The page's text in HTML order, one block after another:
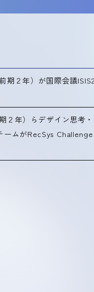
期２年）が国際会議
２年）らデザイン思考
ムがRecSys Challenge